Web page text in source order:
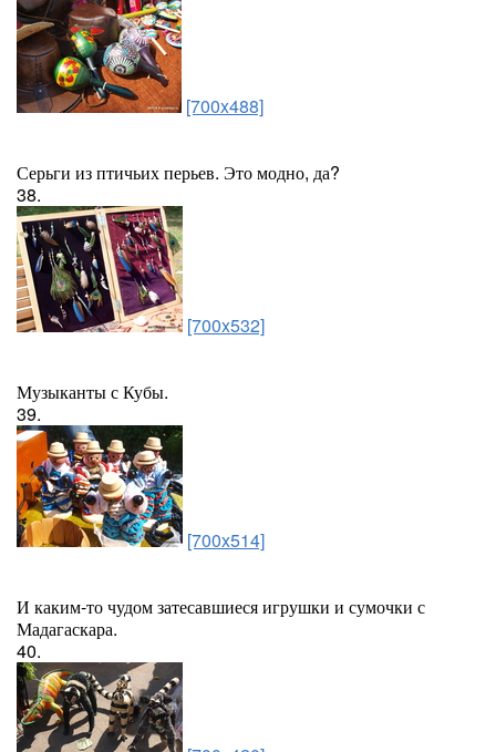
[700x488]
Серьги из птичьих перьев. Это модно, да?
38.
[700x532]
Музыканты с Кубы.
39.
[700x514]
И каким-то чудом затесавшиеся игрушки и сумочки с
Мадагаскара.
40.